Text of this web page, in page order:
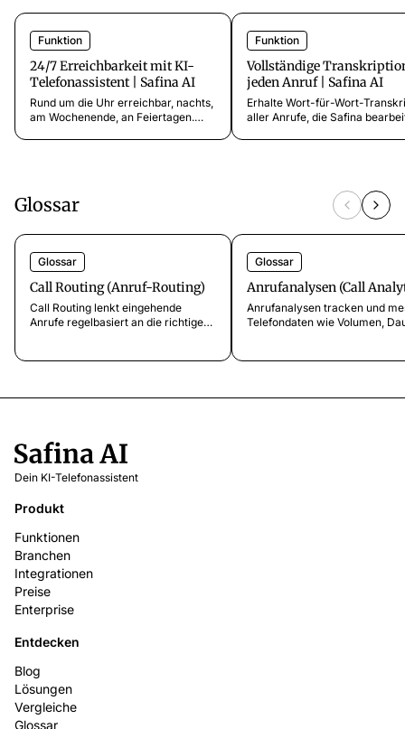
Funktion
24/7 Erreichbarkeit mit KI-
Telefonassistent | Safina AI
Rund um die Uhr erreichbar, nachts,
am Wochenende, an Feiertagen.
Funktion
Vollständige
jeden Anruf | Safina AI
Erhalte Wort-für-Wort-
aller Anrufe, die Safina
Glossar
Glossar
Call Routing (Anruf-Routing)
Call Routing lenkt eingehende
Anrufe regelbasiert an die richtige
Einrichtungsoptionen.
Glossar
Anrufanalysen (Call
Anrufanalysen tracken und
Telefondaten wie Volumen,
wie es deinem Unternehmen
Dein KI-Telefonassistent
Produkt
Funktionen
Branchen
Integrationen
Preise
Enterprise
Entdecken
Blog
Lösungen
Vergleiche
Glossar